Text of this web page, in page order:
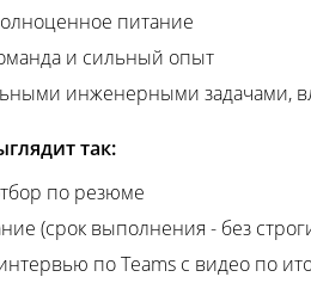
питание
и сильный опыт
инженерными задачами,
так:
по резюме
(срок выполнения - без
по Teams с видео по